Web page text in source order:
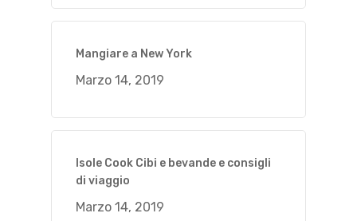
Mangiare a New York
Marzo 14, 2019
Isole Cook Cibi e bevande e consigli
di viaggio
Marzo 14, 2019